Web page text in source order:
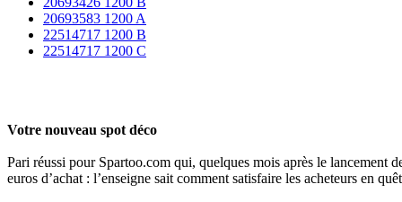
20693583 1200 A
22514717 1200 B
22514717 1200 C
Votre nouveau spot déco
Pari réussi pour Spartoo.com qui, quelques mois après le lancement
euros d’achat : l’enseigne sait comment satisfaire les acheteurs en